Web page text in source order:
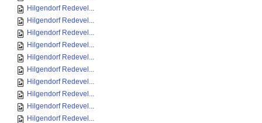
Hilgendorf Redevel...
Hilgendorf Redevel...
Hilgendorf Redevel...
Hilgendorf Redevel...
Hilgendorf Redevel...
Hilgendorf Redevel...
Hilgendorf Redevel...
Hilgendorf Redevel...
Hilgendorf Redevel...
Hilgendorf Redevel...